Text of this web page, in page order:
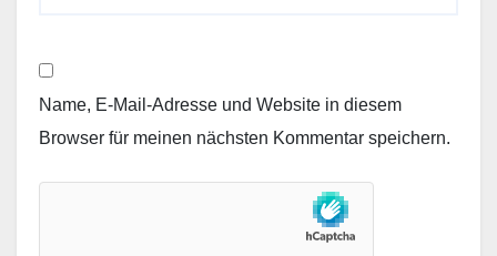
Name, E-Mail-Adresse und Website in diesem
Browser für meinen nächsten Kommentar speichern.